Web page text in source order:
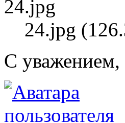
24.jpg
С уважением,